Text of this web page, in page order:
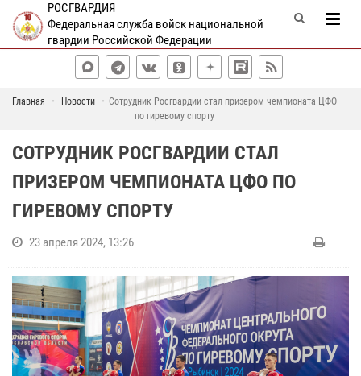
РОСГВАРДИЯ
Федеральная служба войск национальной
гвардии Российской Федерации
Главная Новости
Сотрудник Росгвардии стал призером чемпионата ЦФО
по гиревому спорту
СОТРУДНИК РОСГВАРДИИ СТАЛ
ПРИЗЕРОМ ЧЕМПИОНАТА ЦФО ПО
ГИРЕВОМУ СПОРТУ
23 апреля 2024, 13:26